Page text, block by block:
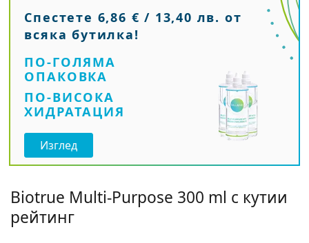
Спестете 6,86 € / 13,40 лв. oт
всяка бутилка!
ПО-ГОЛЯМА
ОПАКОВКА
ПО-ВИСОКА
ХИДРАТАЦИЯ
Изглед
Biotrue Multi-Purpose 300 ml с кутии
рейтинг